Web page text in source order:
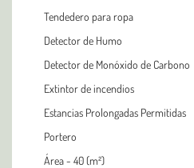
Tendedero para ropa
Detector de Humo
Detector de Monóxido de Carbono
Extintor de incendios
Estancias Prolongadas Permitidas
Portero
Área - 40 (m²)